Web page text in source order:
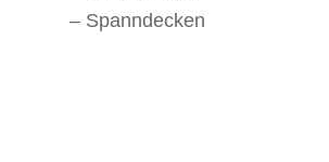
– Spanndecken